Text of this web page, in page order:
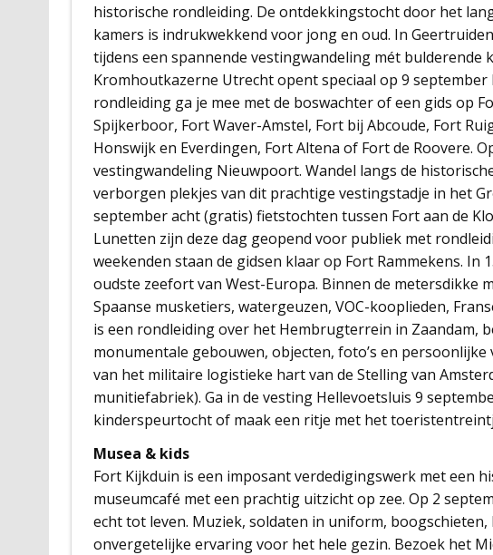
historische rondleiding. De ontdekkingstocht door het
kamers is indrukwekkend voor jong en oud. In
tijdens een spannende vestingwandeling mét bulderende
Kromhoutkazerne Utrecht opent speciaal op 9
rondleiding ga je mee met de boswachter of een gids op
Spijkerboor, Fort Waver-Amstel, Fort bij Abcoude, Fort
Honswijk en Everdingen, Fort Altena of Fort de Roovere.
vestingwandeling Nieuwpoort. Wandel langs de
verborgen plekjes van dit prachtige vestingstadje in het
september acht (gratis) fietstochten tussen Fort aan de
Lunetten zijn deze dag geopend voor publiek met
weekenden staan de gidsen klaar op Fort Rammekens. In
oudste zeefort van West-Europa. Binnen de metersdikke
Spaanse musketiers, watergeuzen, VOC-kooplieden,
is een rondleiding over het Hembrugterrein in Zaandam,
monumentale gebouwen, objecten, foto’s en
van het militaire logistieke hart van de Stelling van
munitiefabriek). Ga in de vesting Hellevoetsluis 9
kinderspeurtocht of maak een ritje met het
Musea & kids
Fort Kijkduin is een imposant verdedigingswerk met een
museumcafé met een prachtig uitzicht op zee. Op 2
echt tot leven. Muziek, soldaten in uniform,
onvergetelijke ervaring voor het hele gezin. Bezoek het